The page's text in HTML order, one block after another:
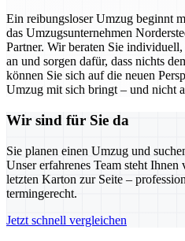
Ein reibungsloser Umzug beginnt
das Umzugsunternehmen
Partner. Wir beraten Sie
an und sorgen dafür, dass nichts
können Sie sich auf die neuen
Umzug mit sich bringt – und nicht
Wir sind für Sie da
Sie planen einen Umzug und
Unser erfahrenes Team steht
letzten Karton zur Seite –
termingerecht.
Jetzt schnell vergleichen